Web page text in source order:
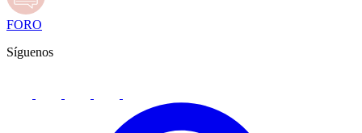
FORO
Síguenos